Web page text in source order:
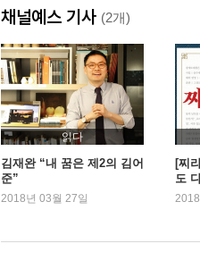
두 이모와 결혼한 꼭두각시 왕_
‘다큐 3일’, 이유 있는 반란_ 무신
권력의 파수꾼인가, 백성의 충신
‘부끄러운 권좌’를 위한 부자의 혈
신돈은 공민왕의 ‘아바타’였나_
제3부 * [모략자들2] 왕의 사람들
“가족은 무슨 가족? 인정사정 볼
어둠의 서막, 연산군 비긴즈 _ 인
채널예스 기사 (2개)
읽다
김재완 “내 꿈은 제2의 김어
준”
2018년 03월 27일
[찌
도
야사